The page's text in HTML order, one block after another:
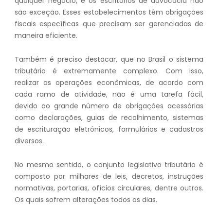
são exceção. Esses estabelecimentos têm obrigações
fiscais específicas que precisam ser gerenciadas de
maneira eficiente.
Também é preciso destacar, que no Brasil o sistema
tributário é extremamente complexo. Com isso,
realizar as operações econômicas, de acordo com
cada ramo de atividade, não é uma tarefa fácil,
devido ao grande número de obrigações acessórias
como declarações, guias de recolhimento, sistemas
de escrituração eletrônicos, formulários e cadastros
diversos.
No mesmo sentido, o conjunto legislativo tributário é
composto por milhares de leis, decretos, instruções
normativas, portarias, ofícios circulares, dentre outros.
Os quais sofrem alterações todos os dias.